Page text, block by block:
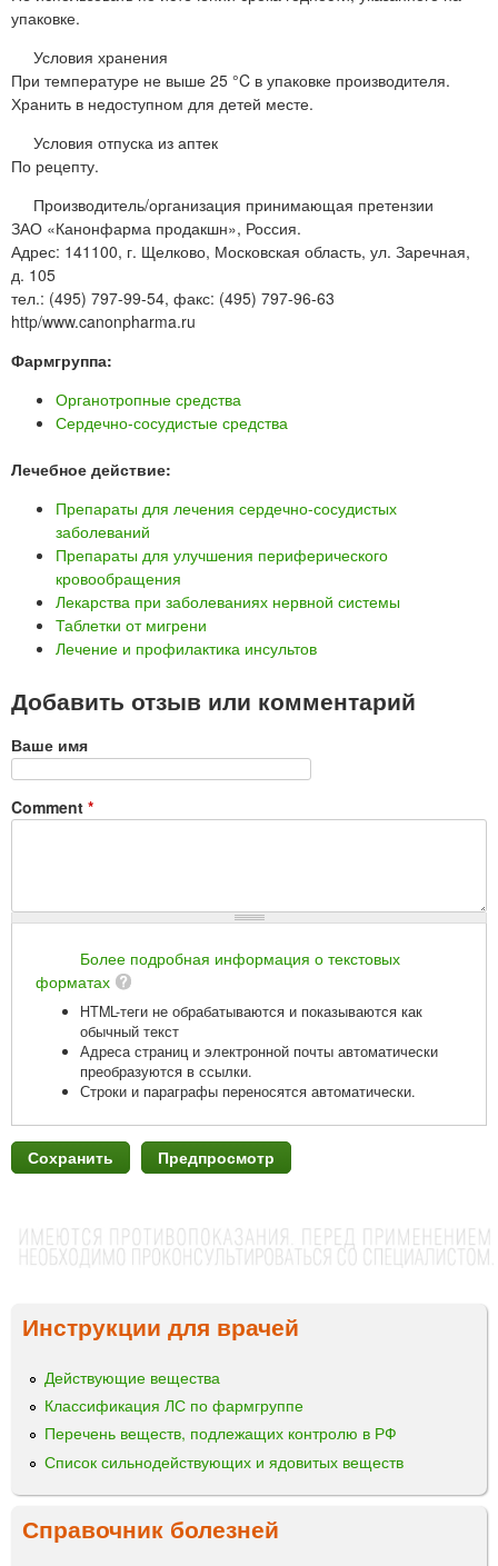
упаковке.
Условия хранения
При температуре не выше 25 °C в упаковке производителя.
Хранить в недоступном для детей месте.
Условия отпуска из аптек
По рецепту.
Производитель/организация принимающая претензии
ЗАО «Канонфарма продакшн», Россия.
Адрес: 141100, г. Щелково, Московская область, ул. Заречная,
д. 105
тел.: (495) 797-99-54, факс: (495) 797-96-63
http/www.canonpharma.ru
Фармгруппа:
Органотропные средства
Сердечно-сосудистые средства
Лечебное действие:
Препараты для лечения сердечно-сосудистых
заболеваний
Препараты для улучшения периферического
кровообращения
Лекарства при заболеваниях нервной системы
Таблетки от мигрени
Лечение и профилактика инсультов
Добавить отзыв или комментарий
Ваше имя
Comment *
Более подробная информация о текстовых
форматах
HTML-теги не обрабатываются и показываются как
обычный текст
Адреса страниц и электронной почты автоматически
преобразуются в ссылки.
Строки и параграфы переносятся автоматически.
Инструкции для врачей
Действующие вещества
Классификация ЛС по фармгруппе
Перечень веществ, подлежащих контролю в РФ
Список сильнодействующих и ядовитых веществ
Справочник болезней